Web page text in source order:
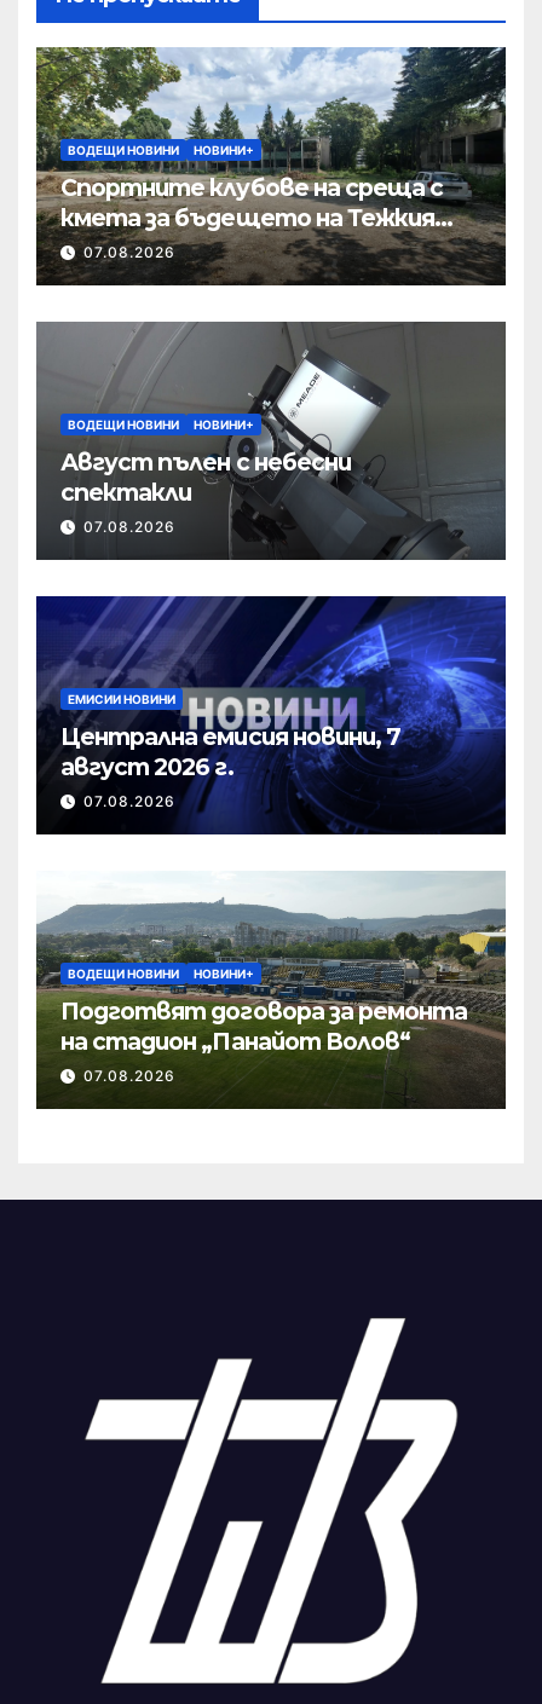
ВОДЕЩИ НОВИНИ НОВИНИ+
Спортните клубове на среща с
кмета за бъдещето на Тежкия
полк
07.08.2026
ВОДЕЩИ НОВИНИ НОВИНИ+
Август пълен с небесни
спектакли
07.08.2026
ЕМИСИИ НОВИНИ
Централна емисия новини, 7
август 2026 г.
07.08.2026
ВОДЕЩИ НОВИНИ НОВИНИ+
Подготвят договора за ремонта
на стадион „Панайот Волов“
07.08.2026